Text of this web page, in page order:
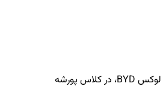
رودستر لوکس BYD، در کلاس پورشه